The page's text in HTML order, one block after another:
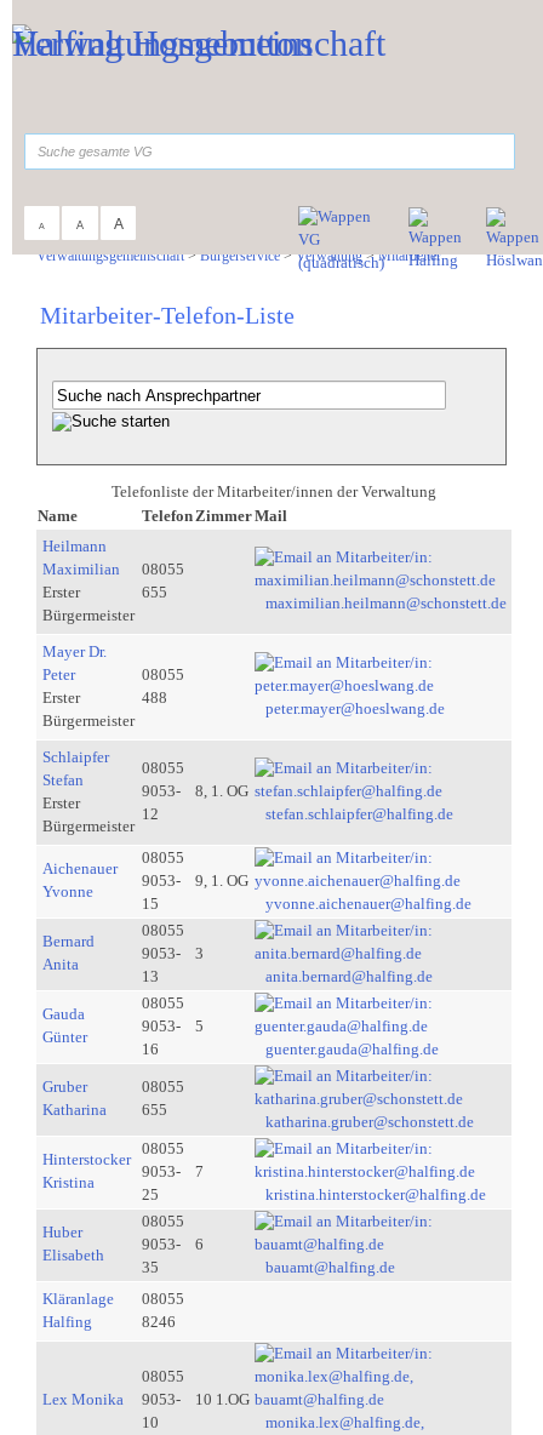
A A A
Verwaltungsgemeinschaft>Bürgerservice>Verwaltung>Mitarbeiter
Mitarbeiter-Telefon-Liste
Telefonliste der Mitarbeiter/innen der Verwaltung
Name
Telefon ZimmerMail
Heilmann
Maximilian
Erster
Bürgermeister
08055
655
maximilian.heilmann@schonstett.de
Mayer Dr.
Peter
Erster
Bürgermeister
08055
488
peter.mayer@hoeslwang.de
Schlaipfer
Stefan
Erster
Bürgermeister
08055
9053-
12
8, 1. OG
stefan.schlaipfer@halfing.de
Aichenauer
Yvonne
08055
9053-
15
9, 1. OG
yvonne.aichenauer@halfing.de
Bernard
Anita
08055
9053-
13
3
anita.bernard@halfing.de
Gauda
Günter
08055
9053-
16
5
guenter.gauda@halfing.de
Gruber
Katharina
08055
655
katharina.gruber@schonstett.de
Hinterstocker
Kristina
08055
9053-
25
7
kristina.hinterstocker@halfing.de
Huber
Elisabeth
08055
9053-
35
6
bauamt@halfing.de
Kläranlage
Halfing
08055
8246
Lex Monika
08055
9053-
10
10 1.OG
monika.lex@halfing.de,